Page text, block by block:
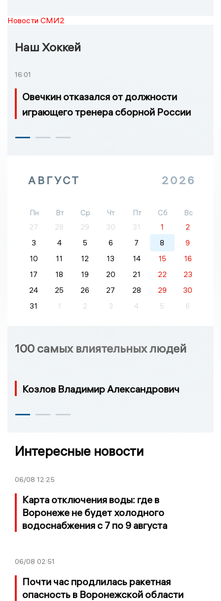
Новости СМИ2
Наш Хоккей
16:01
Овечкин отказался от должности
играющего тренера сборной России
АВГУСТ 2026
Пн Вт Ср Чт Пт Сб
Вс
27
28 29 30 31 1
2
3
4 5 6 7 8
9
10
11 12 13 14 15
16
17
18 19 20 21 22
23
24
25 26 27 28 29
30
31
1 2 3 4 5 6
100 самых влиятельных людей
Козлов Владимир Александрович
Интересные новости
06/08 12:25
Карта отключения воды: где в
Воронеже не будет холодного
водоснабжения с 7 по 9 августа
06/08 02:51
Почти час продлилась ракетная
опасность в Воронежской области